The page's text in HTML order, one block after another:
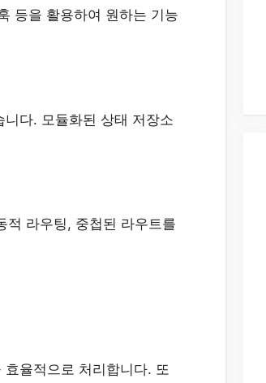
등을 활용하여 원하는 기능
다. 모듈화된 상태 저장소
적 라우팅, 중첩된 라우트를
율적으로 처리합니다. 또